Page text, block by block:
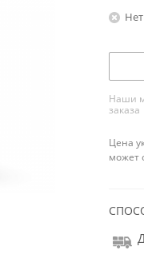
Наши
заказа
Цена
может